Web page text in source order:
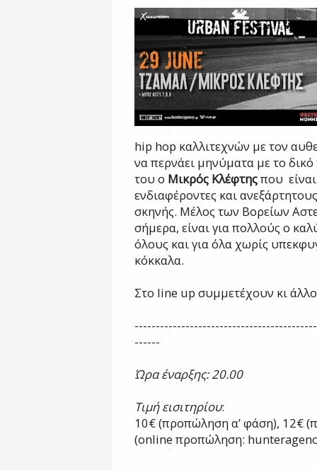
hip hop καλλιτεχνών με τον
να περνάει μηνύματα με το
του ο Μικρός Κλέφτηςπου
ενδιαφέροντες και
σκηνής. Μέλος των Βορείων
σήμερα, είναι για πολλούς ο
όλους και για όλα χωρίς
κόκκαλα.
Στο line up συμμετέχουν κι
------
Ώρα έναρξης: 20.00
Τιμή εισιτηρίου:
10€ (προπώληση α’ φάση), 12€
(onlineπροπώληση: